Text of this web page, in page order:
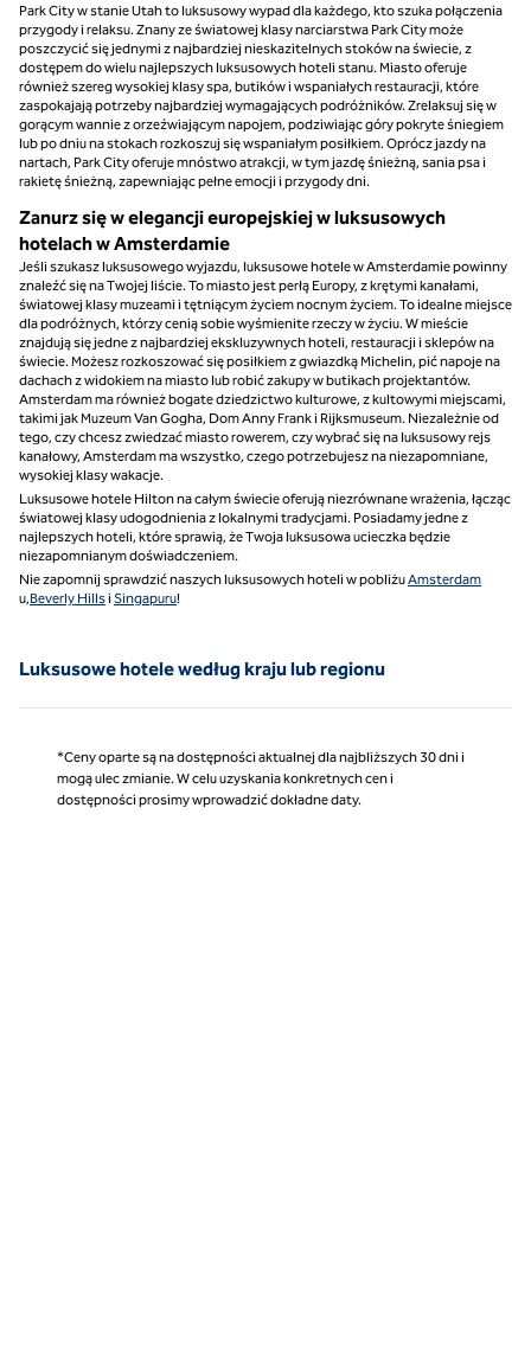
Park City w stanie Utah to luksusowy wypad dla każdego, kto szuka połączenia
przygody i relaksu. Znany ze światowej klasy narciarstwa Park City może
poszczycić się jednymi z najbardziej nieskazitelnych stoków na świecie, z
dostępem do wielu najlepszych luksusowych hoteli stanu. Miasto oferuje
również szereg wysokiej klasy spa, butików i wspaniałych restauracji, które
zaspokajają potrzeby najbardziej wymagających podróżników. Zrelaksuj się w
gorącym wannie z orzeźwiającym napojem, podziwiając góry pokryte śniegiem
lub po dniu na stokach rozkoszuj się wspaniałym posiłkiem. Oprócz jazdy na
nartach, Park City oferuje mnóstwo atrakcji, w tym jazdę śnieżną, sania psa i
rakietę śnieżną, zapewniając pełne emocji i przygody dni.
Zanurz się w elegancji europejskiej w luksusowych
hotelach w Amsterdamie
Jeśli szukasz luksusowego wyjazdu, luksusowe hotele w Amsterdamie powinny
znaleźć się na Twojej liście. To miasto jest perłą Europy, z krętymi kanałami,
światowej klasy muzeami i tętniącym życiem nocnym życiem. To idealne miejsce
dla podróżnych, którzy cenią sobie wyśmienite rzeczy w życiu. W mieście
znajdują się jedne z najbardziej ekskluzywnych hoteli, restauracji i sklepów na
świecie. Możesz rozkoszować się posiłkiem z gwiazdką Michelin, pić napoje na
dachach z widokiem na miasto lub robić zakupy w butikach projektantów.
Amsterdam ma również bogate dziedzictwo kulturowe, z kultowymi miejscami,
takimi jak Muzeum Van Gogha, Dom Anny Frank i Rijksmuseum. Niezależnie od
tego, czy chcesz zwiedzać miasto rowerem, czy wybrać się na luksusowy rejs
kanałowy, Amsterdam ma wszystko, czego potrzebujesz na niezapomniane,
wysokiej klasy wakacje.
Luksusowe hotele Hilton na całym świecie oferują niezrównane wrażenia, łącząc
światowej klasy udogodnienia z lokalnymi tradycjami. Posiadamy jedne z
najlepszych hoteli, które sprawią, że Twoja luksusowa ucieczka będzie
niezapomnianym doświadczeniem.
Nie zapomnij sprawdzić naszych luksusowych hoteli w pobliżuAmsterdam
u,Beverly HillsiSingapuru!
Luksusowe hotele według kraju lub regionu
*Ceny oparte są na dostępności aktualnej dla najbliższych 30 dni i
mogą ulec zmianie. W celu uzyskania konkretnych cen i
dostępności prosimy wprowadzić dokładne daty.